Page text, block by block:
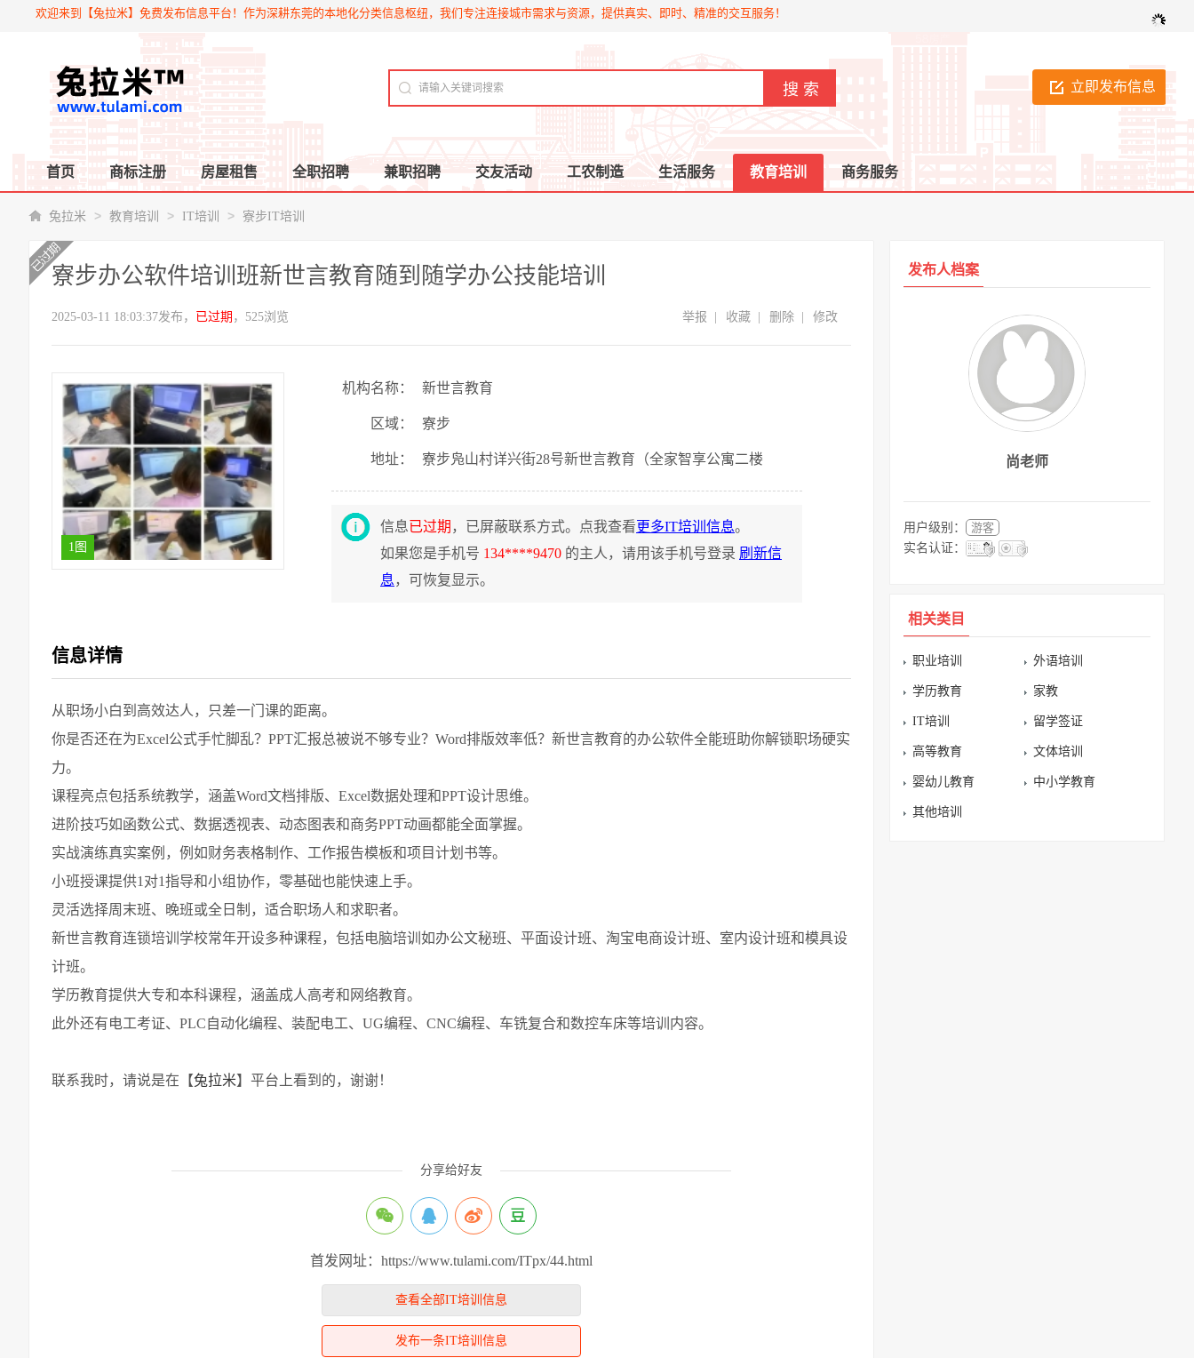
欢迎来到【兔拉米】免费发布信息平台！作为深耕东莞的本地化分类信息枢纽，我们专注连接城市需求与资源，提供真实、即时、精准的交互服务！
立即发布信息
首页 商标注册 房屋租售 全职招聘 兼职招聘 交友活动 工农制造 生活服务 教育培训 商务服务
兔拉米 > 教育培训 > IT培训 > 寮步IT培训
寮步办公软件培训班新世言教育随到随学办公技能培训
2025-03-11 18:03:37发布， 已过期 ，525浏览 修改
删除
收藏
举报
1图
机构名称： 新世言教育
区域： 寮步
地址： 寮步凫山村详兴街28号新世言教育（全家智享公寓二楼
信息已过期 ，已屏蔽联系方式。点我查看更多IT培训信息。
如果您是手机号 134****9470 的主人，请用该手机号登录 刷新信
息 ，可恢复显示。
信息详情
从职场小白到高效达人，只差一门课的距离。
你是否还在为Excel公式手忙脚乱？PPT汇报总被说不够专业？Word排版效率低？新世言教育的办公软件全能班助你解锁职场硬实
力。
课程亮点包括系统教学，涵盖Word文档排版、Excel数据处理和PPT设计思维。
进阶技巧如函数公式、数据透视表、动态图表和商务PPT动画都能全面掌握。
实战演练真实案例，例如财务表格制作、工作报告模板和项目计划书等。
小班授课提供1对1指导和小组协作，零基础也能快速上手。
灵活选择周末班、晚班或全日制，适合职场人和求职者。
新世言教育连锁培训学校常年开设多种课程，包括电脑培训如办公文秘班、平面设计班、淘宝电商设计班、室内设计班和模具设
计班。
学历教育提供大专和本科课程，涵盖成人高考和网络教育。
此外还有电工考证、PLC自动化编程、装配电工、UG编程、CNC编程、车铣复合和数控车床等培训内容。
联系我时，请说是在【兔拉米】平台上看到的，谢谢！
分享给好友
首发网址：https://www.tulami.com/ITpx/44.html
查看全部IT培训信息
发布一条IT培训信息
发布人档案
尚老师
用户级别：
游客
实名认证：
相关类目
职业培训 外语培训
学历教育 家教
IT培训 留学签证
高等教育 文体培训
婴幼儿教育 中小学教育
其他培训